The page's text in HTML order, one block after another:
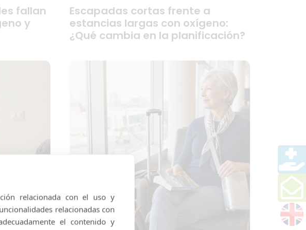
fallan
y
Escapadas cortas frente a
estancias largas con oxígeno:
¿Qué cambia en la planificación?
relacionada con el uso y
relacionadas con
el contenido y